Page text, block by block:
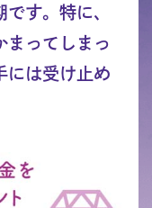
す。特に、
まってしまっ
には受け止め